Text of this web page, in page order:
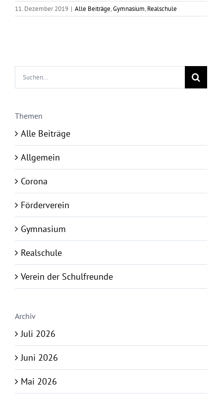
11. Dezember 2019 | Alle Beiträge,Gymnasium,Realschule
Suche
nach:
Themen
Alle Beiträge
Allgemein
Corona
Förderverein
Gymnasium
Realschule
Verein der Schulfreunde
Archiv
Juli 2026
Juni 2026
Mai 2026